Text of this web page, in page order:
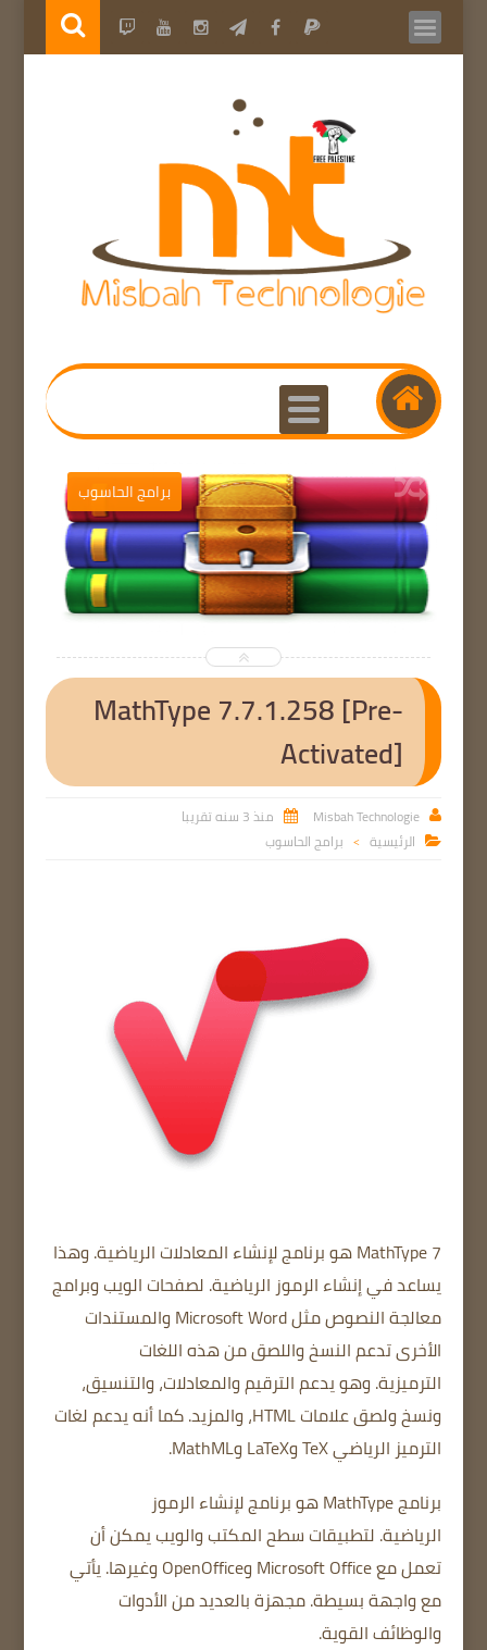
برامج الحاسوب
MathType 7.7.1.258 [Pre-
Activated]

Misbah Technologie
 منذ 3 سنه تقريبا
 الرئيسية > برامج الحاسوب
MathType 7هو برنامج لإنشاء المعادلات الرياضية. وهذا
يساعد في إنشاء الرموز الرياضية. لصفحات الويبوبرامج
معالجة النصوص مثلMicrosoft Word والمستندات
الأخرى تدعم النسخ واللصق من هذه اللغات
الترميزية. وهو يدعم الترقيم والمعادلات، والتنسيق،
ونسخ ولصق علامات HTML، والمزيد.
كما أنه يدعم لغات
الترميز الرياضي TeX وLaTeX وMathML.
برنامج MathType
هو برنامج لإنشاء الرموز
الرياضية. لتطبيقات سطح المكتب والويبيمكن أن
تعمل معMicrosoft Office وOpenOffice وغيرها.
يأتي
مع واجهة بسيطة.مجهزة بالعديد من الأدوات
والوظائف القوية.